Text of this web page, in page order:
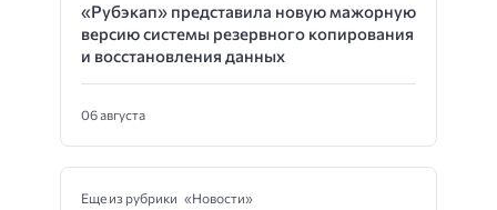
«Рубэкап» представила новую мажорную
версию системы резервного копирования
и восстановления данных
06 августа
Еще из рубрики «Новости»